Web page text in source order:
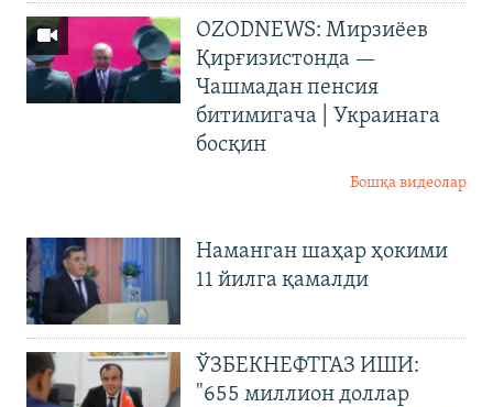
OZODNEWS: Мирзиёев
Қирғизистонда —
Чашмадан пенсия
битимигача | Украинага
босқин
Бошқа видеолар
Наманган шаҳар ҳокими
11 йилга қамалди
ЎЗБЕКНЕФТГАЗ ИШИ:
"655 миллион доллар